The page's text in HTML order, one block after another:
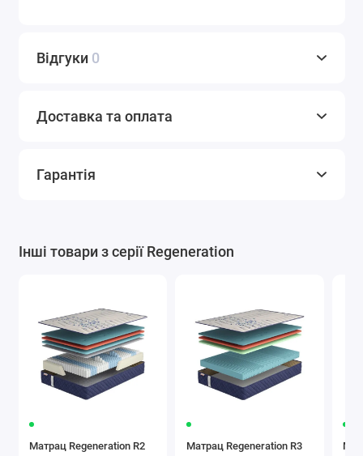
Відгуки 0
Доставка та оплата
Гарантія
Інші товари з серії Regeneration
Матрац Regeneration R2 Матрац Regeneration R3